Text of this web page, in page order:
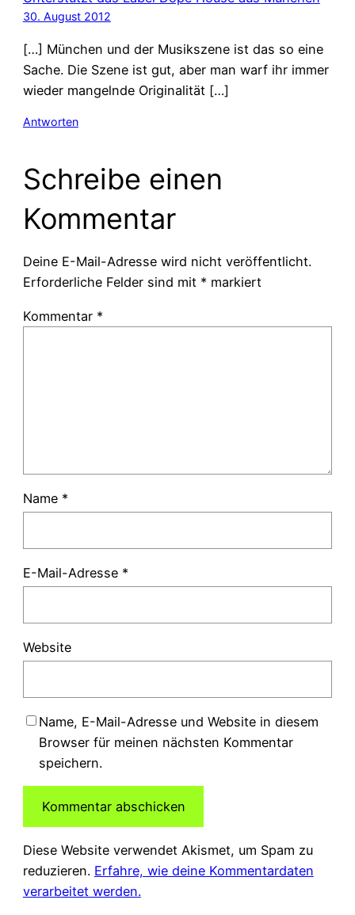
30. August 2012
[…] München und der Musikszene ist das so eine
Sache. Die Szene ist gut, aber man warf ihr immer
wieder mangelnde Originalität […]
Antworten
Schreibe einen
Kommentar
Deine E-Mail-Adresse wird nicht veröffentlicht.
Erforderliche Felder sind mit * markiert
Kommentar *
Name *
E-Mail-Adresse *
Website
Name, E-Mail-Adresse und Website in diesem
Browser für meinen nächsten Kommentar
speichern.
Diese Website verwendet Akismet, um Spam zu
reduzieren. Erfahre, wie deine Kommentardaten
verarbeitet werden.